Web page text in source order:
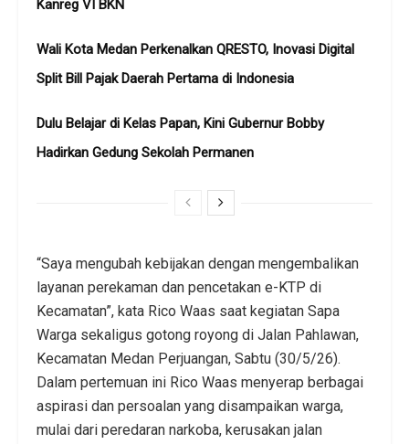
Kanreg VI BKN
Wali Kota Medan Perkenalkan QRESTO, Inovasi Digital
Split Bill Pajak Daerah Pertama di Indonesia
Dulu Belajar di Kelas Papan, Kini Gubernur Bobby
Hadirkan Gedung Sekolah Permanen
“Saya mengubah kebijakan dengan mengembalikan
layanan perekaman dan pencetakan e-KTP di
Kecamatan”, kata Rico Waas saat kegiatan Sapa
Warga sekaligus gotong royong di Jalan Pahlawan,
Kecamatan Medan Perjuangan, Sabtu (30/5/26).
Dalam pertemuan ini Rico Waas menyerap berbagai
aspirasi dan persoalan yang disampaikan warga,
mulai dari peredaran narkoba, kerusakan jalan